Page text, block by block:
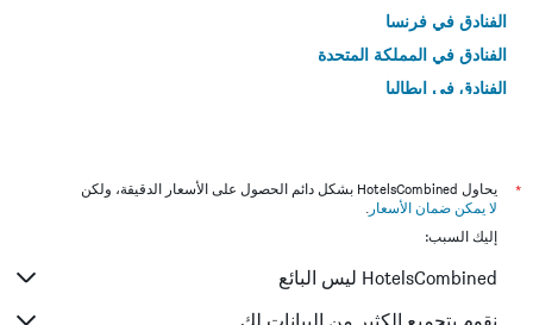
الفنادق في فرنسا
الفنادق في المملكة المتحدة
الفنادق في إيطاليا
*
يحاول HotelsCombined بشكل دائم الحصول على الأسعار الدقيقة، ولكن
لا يمكن ضمان الأسعار .
إليك السبب:
HotelsCombined ليس البائع
نقوم بتجميع الكثير من البيانات لك